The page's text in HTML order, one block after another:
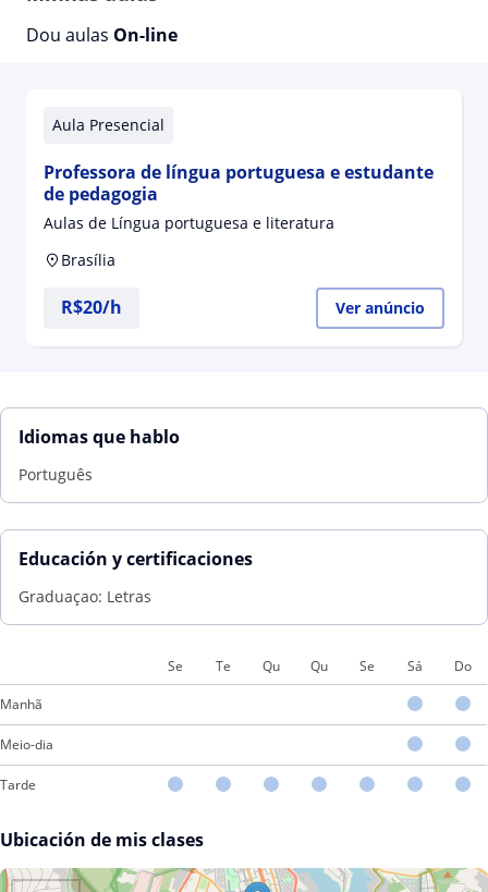
Dou aulas On-line
Aula Presencial
Professora de língua portuguesa e estudante
de pedagogia
Aulas de Língua portuguesa e literatura
Brasília
R$20/h Ver anúncio
Idiomas que hablo
Português
Educación y certificaciones
Graduaçao: Letras
Se Te Qu Qu Se Sá Do
Manhã
Meio-dia
Tarde
Ubicación de mis clases